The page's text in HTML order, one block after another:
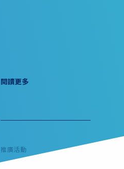
閱讀更多
推廣活動